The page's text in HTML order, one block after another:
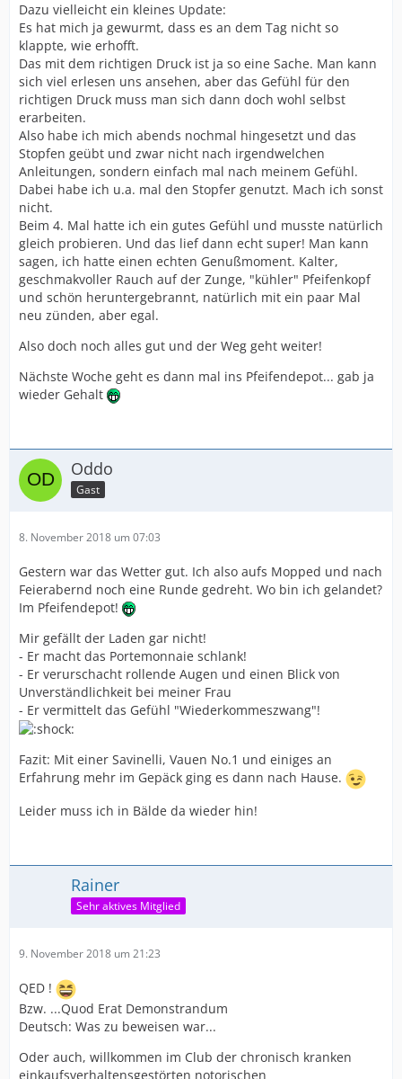
Dazu vielleicht ein kleines Update:
Es hat mich ja gewurmt, dass es an dem Tag nicht so
klappte, wie erhofft.
Das mit dem richtigen Druck ist ja so eine Sache. Man kann
sich viel erlesen uns ansehen, aber das Gefühl für den
richtigen Druck muss man sich dann doch wohl selbst
erarbeiten.
Also habe ich mich abends nochmal hingesetzt und das
Stopfen geübt und zwar nicht nach irgendwelchen
Anleitungen, sondern einfach mal nach meinem Gefühl.
Dabei habe ich u.a. mal den Stopfer genutzt. Mach ich sonst
nicht.
Beim 4. Mal hatte ich ein gutes Gefühl und musste natürlich
gleich probieren. Und das lief dann echt super! Man kann
sagen, ich hatte einen echten Genußmoment. Kalter,
geschmakvoller Rauch auf der Zunge, "kühler" Pfeifenkopf
und schön heruntergebrannt, natürlich mit ein paar Mal
neu zünden, aber egal.
Also doch noch alles gut und der Weg geht weiter!
Nächste Woche geht es dann mal ins Pfeifendepot... gab ja
wieder Gehalt
Oddo
Gast
8. November 2018 um 07:03
Gestern war das Wetter gut. Ich also aufs Mopped und nach
Feierabernd noch eine Runde gedreht. Wo bin ich gelandet?
Im Pfeifendepot!
Mir gefällt der Laden gar nicht!
- Er macht das Portemonnaie schlank!
- Er verurschacht rollende Augen und einen Blick von
Unverständlichkeit bei meiner Frau
- Er vermittelt das Gefühl "Wiederkommeszwang"!
Fazit: Mit einer Savinelli, Vauen No.1 und einiges an
Erfahrung mehr im Gepäck ging es dann nach Hause.
Leider muss ich in Bälde da wieder hin!
Rainer
Sehr aktives Mitglied
9. November 2018 um 21:23
QED !
Bzw. ...Quod Erat Demonstrandum
Deutsch: Was zu beweisen war...
Oder auch, willkommen im Club der chronisch kranken
einkaufsverhaltensgestörten notorischen